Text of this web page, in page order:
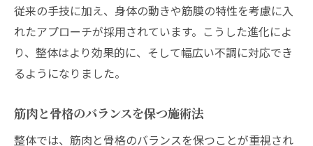
自分に合った整体師を選ぶポイント
施術前のカウンセリングで知るべき情報
カスタマイズ整体のメリットとその選び方
整体施術の種類とその特長を理解する
症状に合わせた最適な施術法の選定
従来の手技に加え、身体の動きや筋膜の特性を考慮に入
れたアプローチが採用されています。こうした進化によ
り、整体はより効果的に、そして幅広い不調に対応でき
るようになりました。
筋肉と骨格のバランスを保つ施術法
整体では、筋肉と骨格のバランスを保つことが重視され